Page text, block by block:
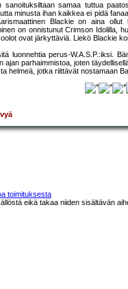
samaa tuttua
minusta ihan kaikkea ei pidä
Blackie on aina
on onnistunut Crimson Idolilla,
ovat järkyttäviä. Liekö Blackie
luonnehtia perus-W.A.S.P.:iksi.
ajan parhaimmistoa, joten
helmeä, jotka riittävät nostamaan
toimituksesta
eikä takaa niiden sisältävän